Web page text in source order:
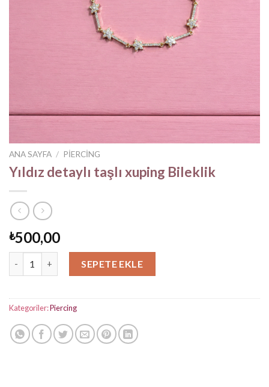
ANA SAYFA / PIERCING
Yıldız detaylı taşlı xuping Bileklik
₺500,00
SEPETE EKLE
Kategoriler:Piercing